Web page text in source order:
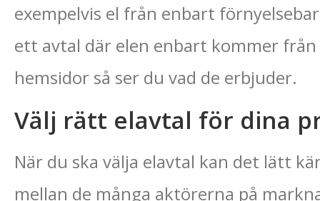
exempelvis el från enbart
ett avtal där elen enbart kommer
hemsidor så ser du vad de erbjuder.
Välj rätt elavtal för dina
När du ska välja elavtal kan det lätt
mellan de många aktörerna på